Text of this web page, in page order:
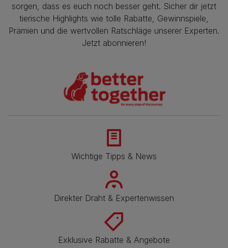
sorgen, dass es euch noch besser geht. Sicher dir jetzt
tierische Highlights wie tolle Rabatte, Gewinnspiele,
Prämien und die wertvollen Ratschläge unserer Experten.
Jetzt abonnieren!
Wichtige Tipps & News
Direkter Draht & Expertenwissen
Exklusive Rabatte & Angebote